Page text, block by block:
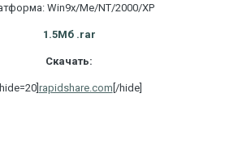
Win9x/Me/NT/2000/XP
1.5Мб .rar
Скачать:
[hide=20] rapidshare.com [/hide]